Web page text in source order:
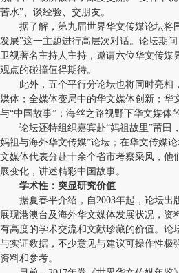
苦水”、谈经验、交朋友。
据了解，第九届世界华文传媒论坛将围
发展”这一主题进行高层次对话。论坛期
卫视著名主持人主持，邀请六位华文传媒
观点的碰撞值得期待。
此外，五个平行分论坛也将同时亮相
媒体；全媒体变局中的华文媒体创新；华
与“中国故事”；海丝之路视野下华文媒体
论坛还特组织嘉宾赴“妈祖故里”莆田
妈祖与海外华文传媒”论坛；在华文传媒
文媒体代表分赴十余个省市考察采风，他
展变化，讲述精彩中国故事。
学术性：突显研究价值
据夏春平介绍，自2003年起，论坛出
展现港澳台及海外华文媒体发展状况，资
有高度的学术交流和文献珍藏的价值。论
与实证数据，不少意见与建议可操作性极
资料和参考。